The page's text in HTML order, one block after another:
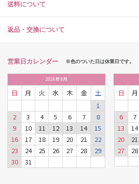
送料について
返品・交換について
営業日カレンダー ※色のついた日は休業日です。
2026年8月
日 月 火 水 木 金
土
1
2
3 4 5 6 7
8
9
10 11 12 13 14
15
16
17 18 19 20 21
22
23
24 25 26 27 28
29
30
31
日 月
6
7
13
14
20
21
27
28